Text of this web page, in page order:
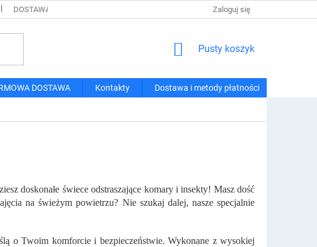
DOSTAWA I METODY PŁATNOŚCI REGULAMIN ZAKUPÓW
Zaloguj się
KOSZYK
Pusty koszyk
DOSTAWA Kontakty Dostawa i metody płatności
doskonałe świece odstraszające komary i insekty! Masz dość
na świeżym powietrzu? Nie szukaj dalej, nasze specjalnie
o Twoim komforcie i bezpieczeństwie. Wykonane z wysokiej